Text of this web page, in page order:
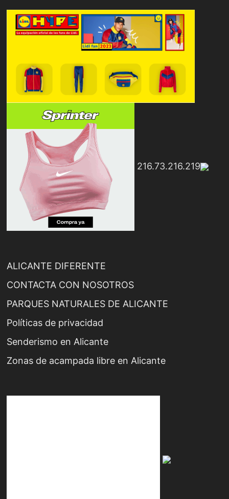
216.73.216.219
ALICANTE DIFERENTE
CONTACTA CON NOSOTROS
PARQUES NATURALES DE ALICANTE
Políticas de privacidad
Senderismo en Alicante
Zonas de acampada libre en Alicante